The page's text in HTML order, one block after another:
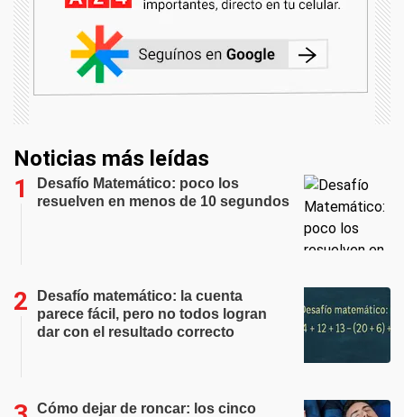
Noticias más leídas
Desafío Matemático: poco los
resuelven en menos de 10 segundos
Desafío matemático: la cuenta
parece fácil, pero no todos logran
dar con el resultado correcto
Cómo dejar de roncar: los cinco